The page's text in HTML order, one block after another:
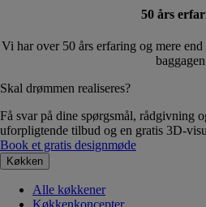
50 års
Vi har over 50 års erfaring og mere
Skal drømmen realiseres?
Få svar på dine spørgsmål, rådgivning
uforpligtende tilbud og en gratis 3D-
Book et gratis designmøde
Køkken
Alle køkkener